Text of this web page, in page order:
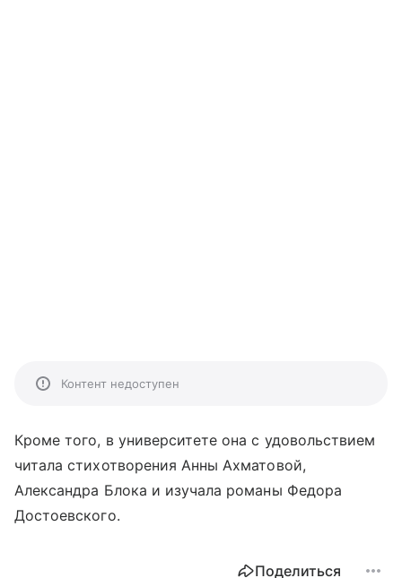
Контент недоступен
Кроме того, в университете она с удовольствием
читала стихотворения Анны Ахматовой,
Александра Блока и изучала романы Федора
Достоевского.
Поделиться